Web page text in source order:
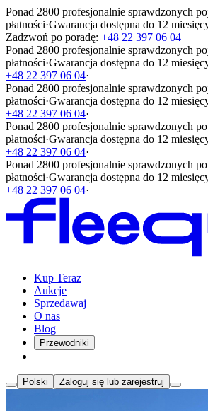
Ponad 2800 profesjonalnie sprawdzonych
płatności·Gwarancja dostępna do 12
Zadzwoń po poradę: +48 22 397 06 04
Ponad 2800 profesjonalnie sprawdzonych
płatności·Gwarancja dostępna do 12
+48 22 397 06 04·
Ponad 2800 profesjonalnie sprawdzonych
płatności·Gwarancja dostępna do 12
+48 22 397 06 04·
Ponad 2800 profesjonalnie sprawdzonych
płatności·Gwarancja dostępna do 12
+48 22 397 06 04·
Ponad 2800 profesjonalnie sprawdzonych
płatności·Gwarancja dostępna do 12
+48 22 397 06 04·
Kup Teraz
Aukcje
Sprzedawaj
O nas
Blog
Przewodniki
Polski Zaloguj się lub zarejestruj